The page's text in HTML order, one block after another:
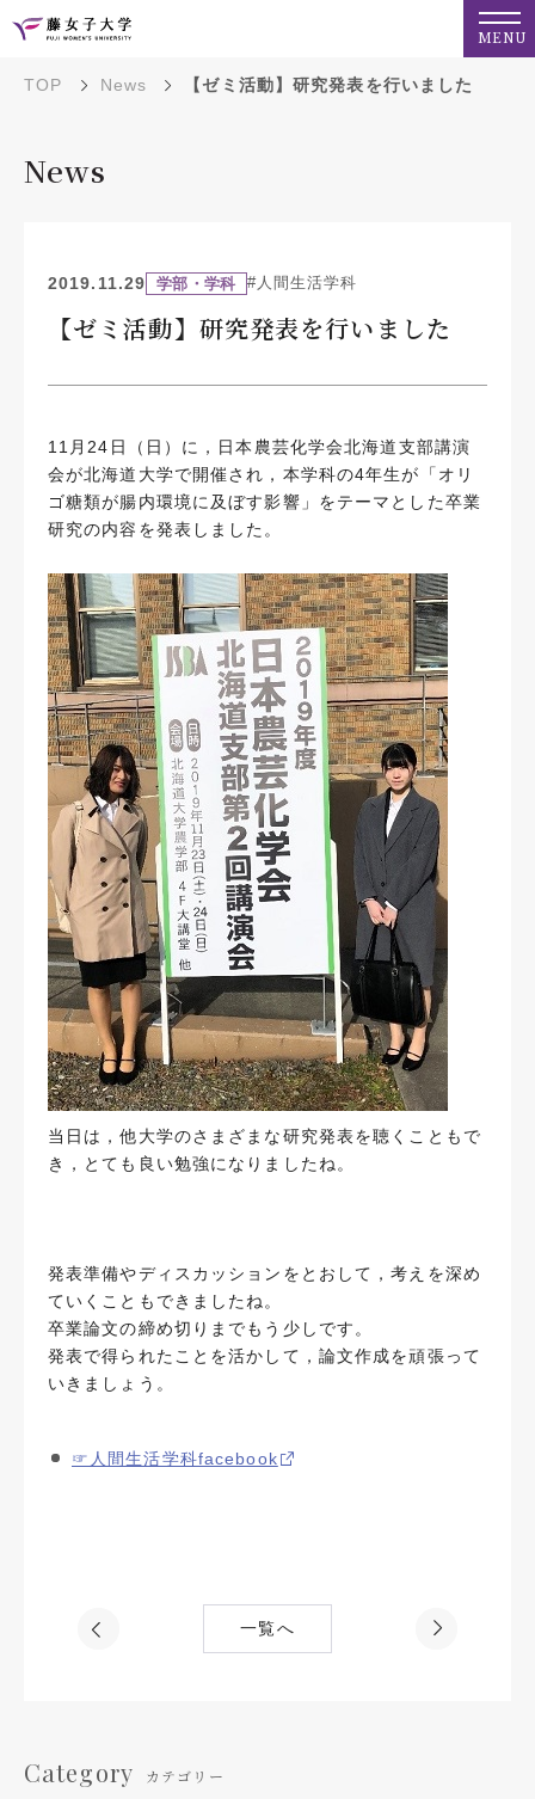
MENU
TOP News 【ゼミ活動】研究発表を行いました
News
2019.11.29 学部・学科 #人間生活学科
【ゼミ活動】研究発表を行いました
11月24日（日）に，日本農芸化学会北海道支部講演
会が北海道大学で開催され，本学科の4年生が「オリ
ゴ糖類が腸内環境に及ぼす影響」をテーマとした卒業
研究の内容を発表しました。
当日は，他大学のさまざまな研究発表を聴くこともで
き，とても良い勉強になりましたね。
発表準備やディスカッションをとおして，考えを深め
ていくこともできましたね。
卒業論文の締め切りまでもう少しです。
発表で得られたことを活かして，論文作成を頑張って
いきましょう。
☞人間生活学科facebook
一覧へ
Category カテゴリー